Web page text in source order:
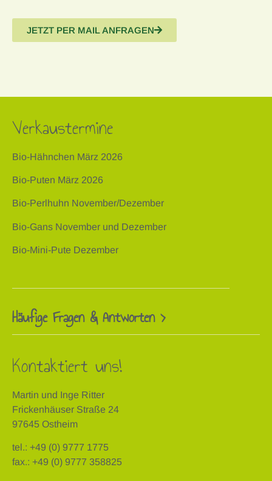
JETZT PER MAIL ANFRAGEN
Verkaustermine
Bio-Hähnchen März 2026
Bio-Puten März 2026
Bio-Perlhuhn November/Dezember
Bio-Gans November und Dezember
Bio-Mini-Pute Dezember
Häufige Fragen & Antworten >
Kontaktiert uns!
Martin und Inge Ritter
Frickenhäuser Straße 24
97645 Ostheim
tel.: +49 (0) 9777 1775
fax.: +49 (0) 9777 358825